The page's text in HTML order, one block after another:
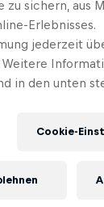
zu sichern, aus
Erlebnisses.
jederzeit
in den unten
Cookie-